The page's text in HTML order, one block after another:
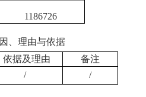
1186726
、理由与依据
依据及理由
备注
/ /